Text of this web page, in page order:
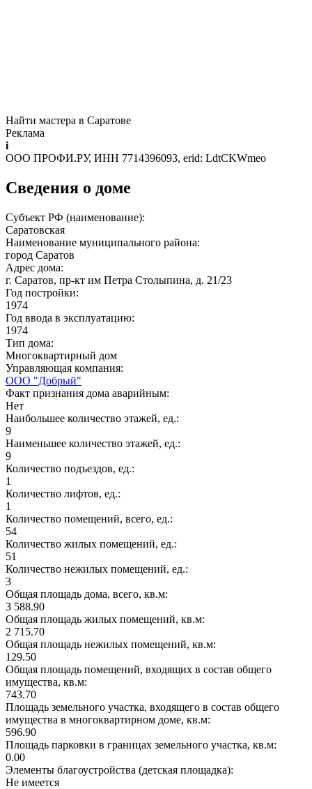
Найти мастера в Саратове
Реклама
i
ООО ПРОФИ.РУ, ИНН 7714396093, erid: LdtCKWmeo
Сведения о доме
Субъект РФ (наименование):
Саратовская
Наименование муниципального района:
город Саратов
Адрес дома:
г. Саратов, пр-кт им Петра Столыпина, д. 21/23
Год постройки:
1974
Год ввода в эксплуатацию:
1974
Тип дома:
Многоквартирный дом
Управляющая компания:
ООО "Добрый"
Факт признания дома аварийным:
Нет
Наибольшее количество этажей, ед.:
9
Наименьшее количество этажей, ед.:
9
Количество подъездов, ед.:
1
Количество лифтов, ед.:
1
Количество помещений, всего, ед.:
54
Количество жилых помещений, ед.:
51
Количество нежилых помещений, ед.:
3
Общая площадь дома, всего, кв.м:
3 588.90
Общая площадь жилых помещений, кв.м:
2 715.70
Общая площадь нежилых помещений, кв.м:
129.50
Общая площадь помещений, входящих в состав общего
имущества, кв.м:
743.70
Площадь земельного участка, входящего в состав общего
имущества в многоквартирном доме, кв.м:
596.90
Площадь парковки в границах земельного участка, кв.м:
0.00
Элементы благоустройства (детская площадка):
Не имеется